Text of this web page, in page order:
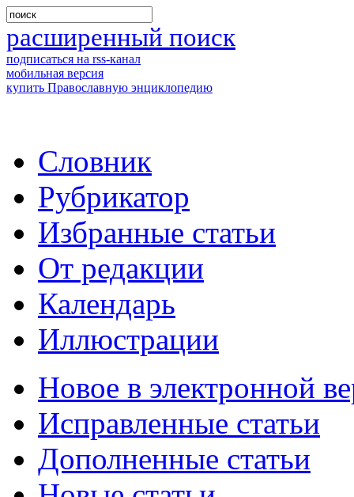
расширенный поиск
подписаться на rss-канал
мобильная версия
купить Православную энциклопедию
Словник
Рубрикатор
Избранные статьи
От редакции
Календарь
Иллюстрации
Новое в электронной
Исправленные статьи
Дополненные статьи